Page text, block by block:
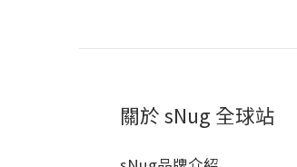
關於 sNug 全球站